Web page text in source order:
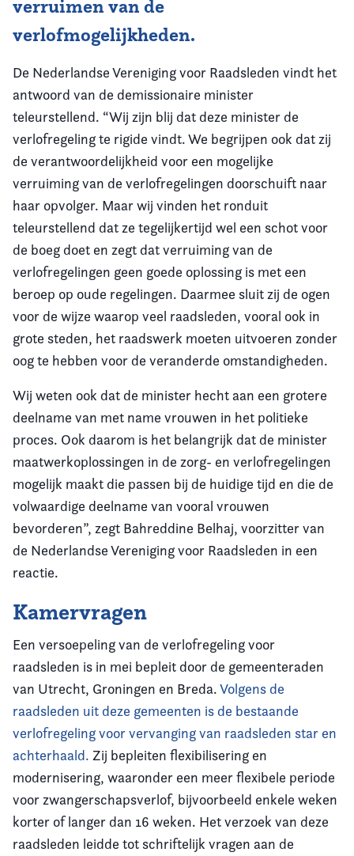
verruimen van de
verlofmogelijkheden.
De Nederlandse Vereniging voor Raadsleden vindt het
antwoord van de demissionaire minister
teleurstellend. “Wij zijn blij dat deze minister de
verlofregeling te rigide vindt. We begrijpen ook dat zij
de verantwoordelijkheid voor een mogelijke
verruiming van de verlofregelingen doorschuift naar
haar opvolger. Maar wij vinden het ronduit
teleurstellend dat ze tegelijkertijd wel een schot voor
de boeg doet en zegt dat verruiming van de
verlofregelingen geen goede oplossing is met een
beroep op oude regelingen. Daarmee sluit zij de ogen
voor de wijze waarop veel raadsleden, vooral ook in
grote steden, het raadswerk moeten uitvoeren zonder
oog te hebben voor de veranderde omstandigheden.
Wij weten ook dat de minister hecht aan een grotere
deelname van met name vrouwen in het politieke
proces. Ook daarom is het belangrijk dat de minister
maatwerkoplossingen in de zorg- en verlofregelingen
mogelijk maakt die passen bij de huidige tijd en die de
volwaardige deelname van vooral vrouwen
bevorderen”, zegt Bahreddine Belhaj, voorzitter van
de Nederlandse Vereniging voor Raadsleden in een
reactie.
Kamervragen
Een versoepeling van de verlofregeling voor
raadsleden is in mei bepleit door de gemeenteraden
van Utrecht, Groningen en Breda.Volgens de
raadsleden uit deze gemeenten is de bestaande
verlofregeling voor vervanging van raadsleden star en
achterhaald. Zij bepleiten flexibilisering en
modernisering, waaronder een meer flexibele periode
voor zwangerschapsverlof, bijvoorbeeld enkele weken
korter of langer dan 16 weken. Het verzoek van deze
raadsleden leidde tot schriftelijk vragen aan de